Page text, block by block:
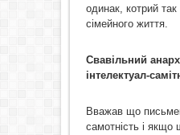
одинак, котрий так
сімейного життя.
Свавільний
інтелектуал-
Вважав що
самотність і якщо